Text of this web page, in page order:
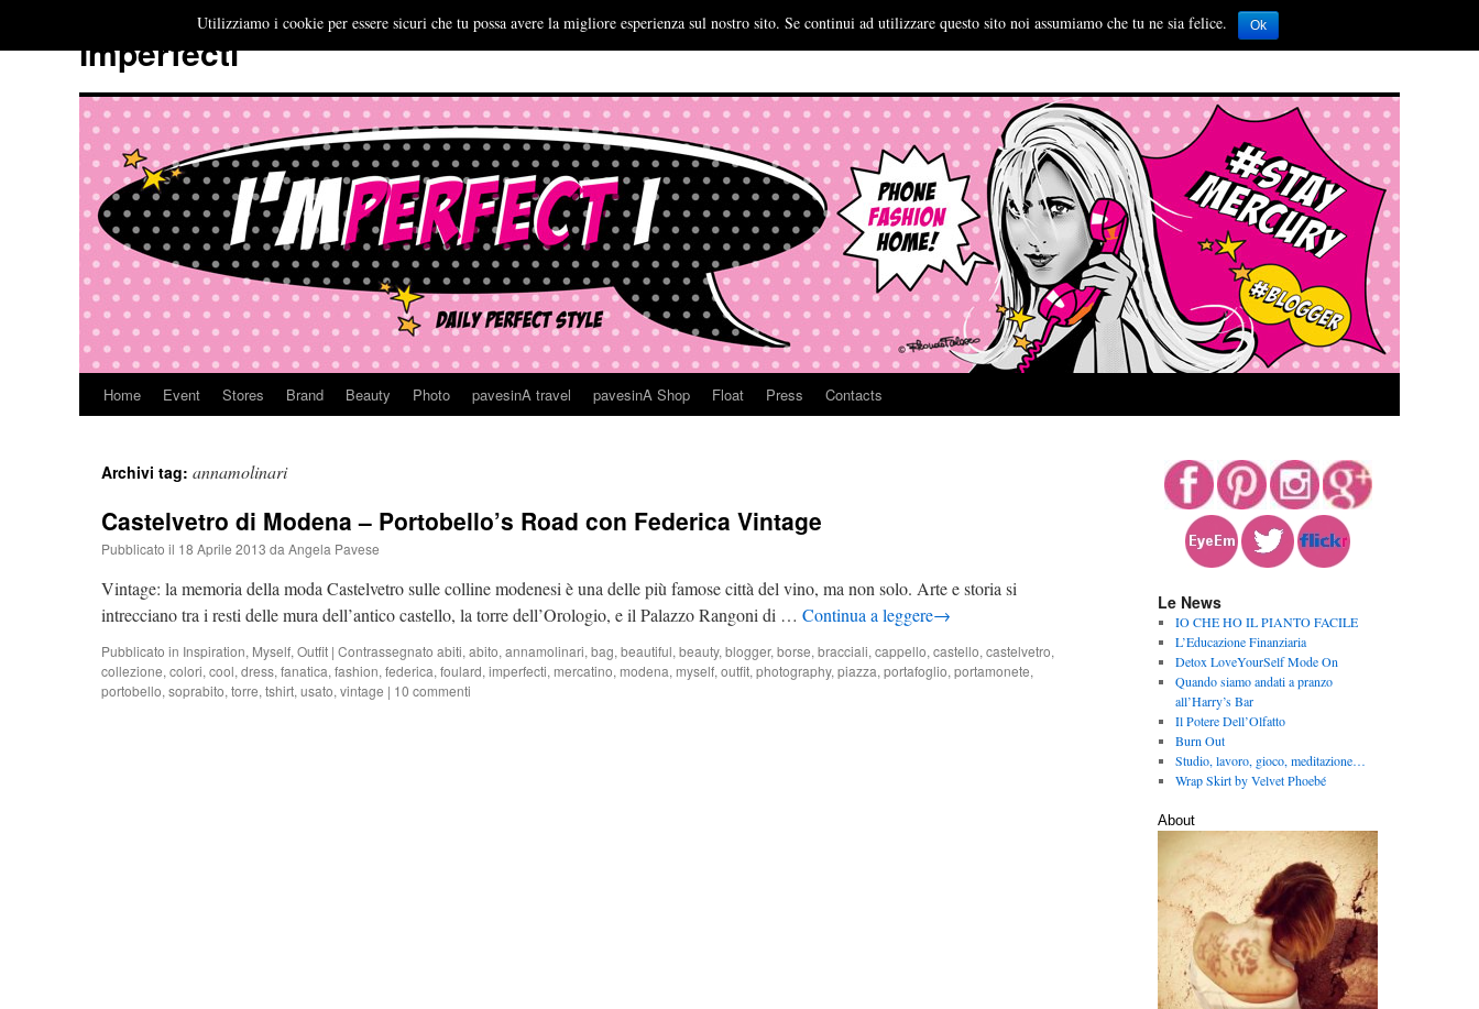
Imperfecti
Vai
contenuto
Home Event Stores Brand Beauty Photo pavesinA travel pavesinA Shop Float Press Contacts
Archivi tag: annamolinari
Castelvetro di Modena – Portobello’s Road con Federica Vintage
Pubblicato il 18 Aprile 2013 da Angela Pavese
Vintage: la memoria della moda Castelvetro sulle colline modenesi è una delle più famose città del vino, ma non solo. Arte e storia si
intrecciano tra i resti delle mura dell’antico castello, la torre dell’Orologio, e il Palazzo Rangoni di … Continua a leggere→
Pubblicato in Inspiration, Myself, Outfit | Contrassegnato abiti, abito, annamolinari, bag, beautiful, beauty, blogger, borse, bracciali, cappello, castello, castelvetro,
collezione, colori, cool, dress, fanatica, fashion, federica, foulard, imperfecti, mercatino, modena, myself, outfit, photography, piazza, portafoglio, portamonete,
portobello, soprabito, torre, tshirt, usato, vintage | 10 commenti
Le News
IO CHE HO IL PIANTO FACILE
L’Educazione Finanziaria
Detox LoveYourSelf Mode On
Quando siamo andati a pranzo
all’Harry’s Bar
Il Potere Dell’Olfatto
Burn Out
Studio, lavoro, gioco, meditazione…
Wrap Skirt by Velvet Phoebé
About
Utilizziamo i cookie per essere sicuri che tu possa avere la migliore esperienza sul nostro sito. Se continui ad utilizzare questo sito noi assumiamo che tu ne sia felice. Ok